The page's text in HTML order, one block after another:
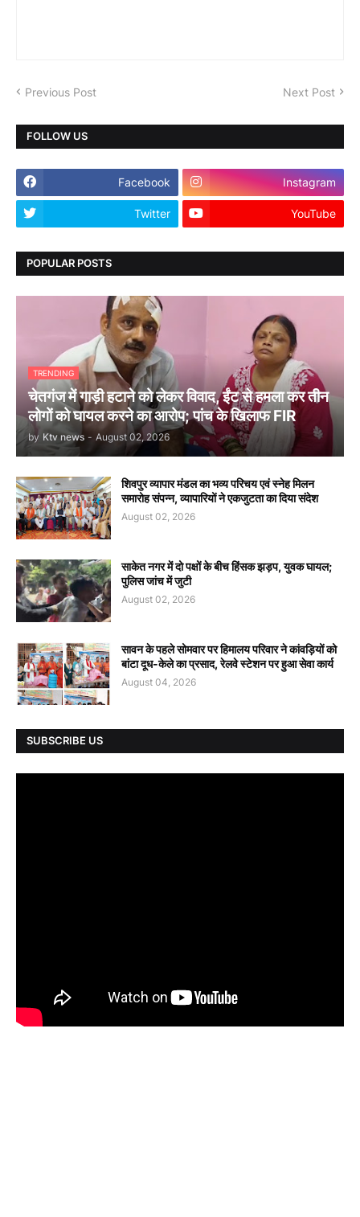
Previous Post Next Post
FOLLOW US
Facebook Instagram
Twitter YouTube
POPULAR POSTS
TRENDING
चेतगंज में गाड़ी हटाने को लेकर विवाद, ईंट से हमला कर तीन
लोगों को घायल करने का आरोप; पांच के खिलाफ FIR
by Ktv news - August 02, 2026
शिवपुर व्यापार मंडल का भव्य परिचय एवं स्नेह मिलन
समारोह संपन्न, व्यापारियों ने एकजुटता का दिया संदेश
August 02, 2026
साकेत नगर में दो पक्षों के बीच हिंसक झड़प, युवक घायल;
पुलिस जांच में जुटी
August 02, 2026
सावन के पहले सोमवार पर हिमालय परिवार ने कांवड़ियों को
बांटा दूध-केले का प्रसाद, रेलवे स्टेशन पर हुआ सेवा कार्य
August 04, 2026
SUBSCRIBE US